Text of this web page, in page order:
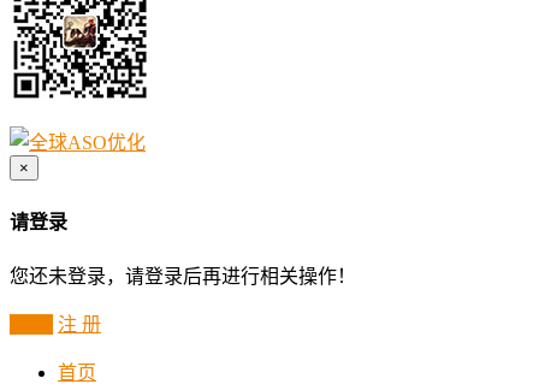
×
请登录
您还未登录，请登录后再进行相关操作！
注 册
首页